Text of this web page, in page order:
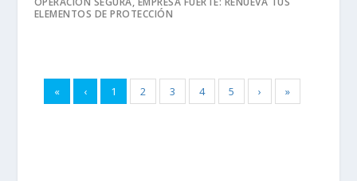
ELEMENTOS DE PROTECCIÓN
« ‹ 1 2 3 4 5 › »